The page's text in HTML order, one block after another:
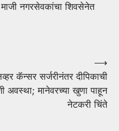
नगरसेवकांचा शिवसेनेत
कॅन्सर सर्जरीनंतर दीपिकाची
अवस्था; मानेवरच्या खुणा पाहून
नेटकरी चिंते
⟶